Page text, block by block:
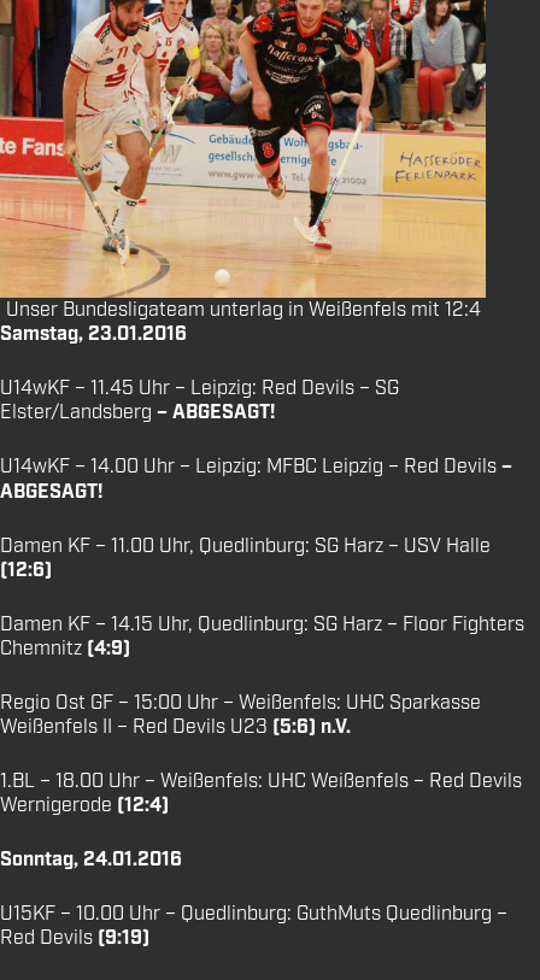
Unser Bundesligateam unterlag in Weißenfels mit 12:4
Samstag, 23.01.2016
U14wKF – 11.45 Uhr – Leipzig: Red Devils – SG
Elster/Landsberg – ABGESAGT!
U14wKF – 14.00 Uhr – Leipzig: MFBC Leipzig – Red Devils –
ABGESAGT!
Damen KF – 11.00 Uhr, Quedlinburg: SG Harz – USV Halle
(12:6)
Damen KF – 14.15 Uhr, Quedlinburg: SG Harz – Floor Fighters
Chemnitz (4:9)
Regio Ost GF – 15:00 Uhr – Weißenfels: UHC Sparkasse
Weißenfels II – Red Devils U23 (5:6) n.V.
1.BL – 18.00 Uhr – Weißenfels: UHC Weißenfels – Red Devils
Wernigerode (12:4)
Sonntag, 24.01.2016
U15KF – 10.00 Uhr – Quedlinburg: GuthMuts Quedlinburg –
Red Devils (9:19)